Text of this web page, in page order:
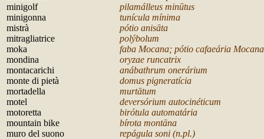
minigolf
pilamálleus minūtus
minigonna
tunícula mínima
mistrà
pótio anisāta
mitragliatrice
polýbolum
moka
faba Mocana; pótio cafaeária
mondina
oryzae runcatrix
montacarichi
anábathrum onerárium
monte di pietà
domus pigneratícia
mortadella
murtātum
motel
deversórium autocinéticum
motoretta
birótula automatária
mountain bike
bírota montāna
muro del suono
repágula soni (n.pl.)